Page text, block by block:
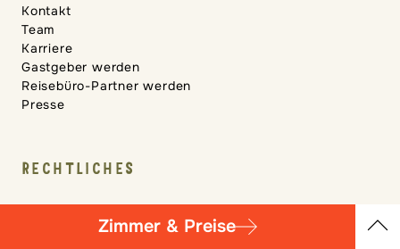
Zimmer & Preise
Kontakt
Team
Karriere
Gastgeber werden
Reisebüro-Partner werden
Presse
RECHTLICHES